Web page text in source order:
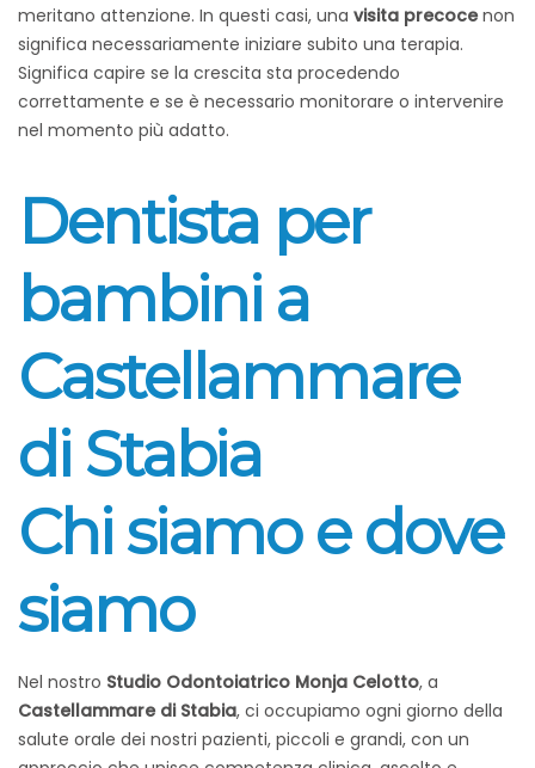
meritano attenzione. In questi casi, una visita precocenon
significa necessariamente iniziare subito una terapia.
Significa capire se la crescita sta procedendo
correttamente e se è necessario monitorare o intervenire
nel momento più adatto.
Dentista per
bambini a
Castellammare
di Stabia
Chi siamo e dove
siamo
Nel nostro Studio Odontoiatrico Monja Celotto, a
Castellammare di Stabia, ci occupiamo ogni giorno della
salute orale dei nostri pazienti, piccoli e grandi, con un